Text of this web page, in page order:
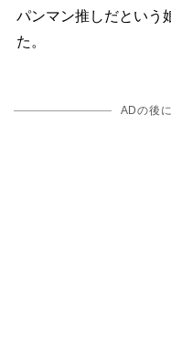
パンマン推しだという
た。
ADの後